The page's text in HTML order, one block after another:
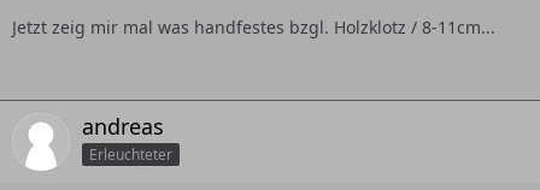
Jetzt zeig mir mal was handfestes bzgl. Holzklotz / 8-11cm...
andreas
Erleuchteter